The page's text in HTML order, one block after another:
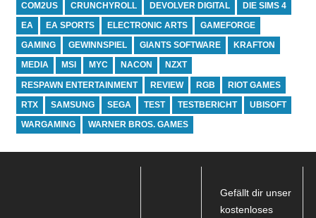
COM2US CRUNCHYROLL DEVOLVER DIGITAL DIE SIMS 4
EA EA SPORTS ELECTRONIC ARTS GAMEFORGE
GAMING GEWINNSPIEL GIANTS SOFTWARE KRAFTON
MEDIA MSI MYC NACON NZXT
RESPAWN ENTERTAINMENT REVIEW RGB RIOT GAMES
RTX SAMSUNG SEGA TEST TESTBERICHT UBISOFT
WARGAMING WARNER BROS. GAMES
Gefällt dir unser
kostenloses